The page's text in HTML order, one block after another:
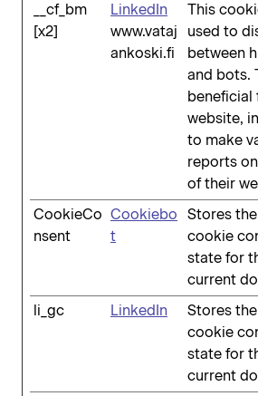
__cf_bm
[x2]
LinkedIn
www.vataj
ankoski.fi
This
used to
between
and bots.
beneficial
website,
to make
reports
of their
CookieCo
nsent
Cookiebo
t
Stores
cookie
state for
current
li_gc LinkedIn
Stores
cookie
state for
current